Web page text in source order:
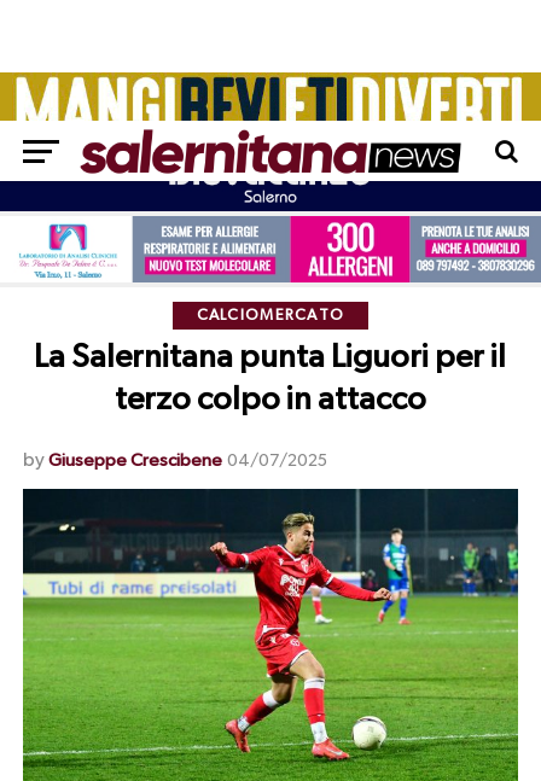
CALCIOMERCATO
La Salernitana punta Liguori per il
terzo colpo in attacco
by Giuseppe Crescibene 04/07/2025